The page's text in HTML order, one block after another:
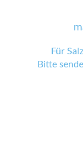
Für
Bitte